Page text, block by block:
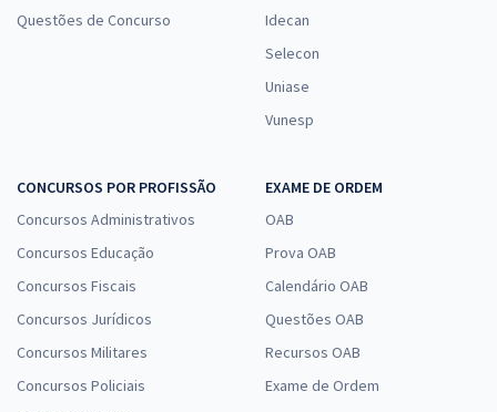
Questões de Concurso
Idecan
Selecon
Uniase
Vunesp
CONCURSOS POR PROFISSÃO
Concursos Administrativos
Concursos Educação
Concursos Fiscais
Concursos Jurídicos
Concursos Militares
Concursos Policiais
EXAME DE ORDEM
OAB
Prova OAB
Calendário OAB
Questões OAB
Recursos OAB
Exame de Ordem